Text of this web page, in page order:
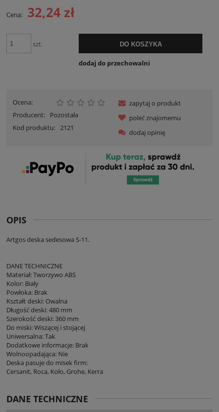
Cena: 32,24 zł
szt. DO KOSZYKA
dodaj do przechowalni
Ocena:
Producent:
Pozostała
Kod produktu: 2121
zapytaj o produkt
poleć znajomemu
dodaj opinię
OPIS
Artgos deska sedesowa S-11.
DANE TECHNICZNE
Materiał: Tworzywo ABS
Kolor: Biały
Powłoka: Brak
Kształt deski: Owalna
Długość deski: 480 mm
Szerokość deski: 360 mm
Do miski: Wiszącej i stojącej
Uniwersalna: Tak
Dodatkowe informacje: Brak
Wolnoopadająca: Nie
Deska pasuje do misek firm:
Cersanit, Roca, Koło, Grohe, Kerra
DANE TECHNICZNE